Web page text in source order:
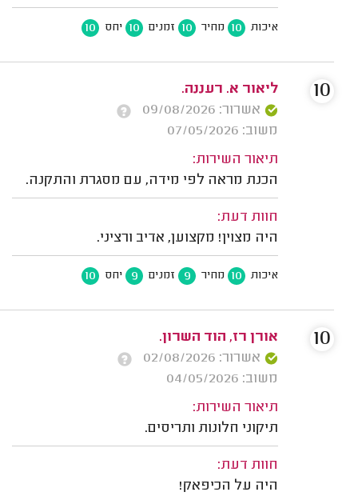
איכות 10 מחיר 10 זמנים 10 יחס 10
ליאור א. רעננה.
אשרור: 09/08/2026
משוב: 07/05/2026
תיאור השירות:
הכנת מראה לפי מידה, עם מסגרת והתקנה.
חוות דעת:
היה מצוין! מקצוען, אדיב ורציני.
איכות 10 מחיר 9 זמנים 9 יחס 10
10
אורן רז, הוד השרון.
אשרור: 02/08/2026
משוב: 04/05/2026
תיאור השירות:
תיקוני חלונות ותריסים.
חוות דעת:
היה על הכיפאק!
10